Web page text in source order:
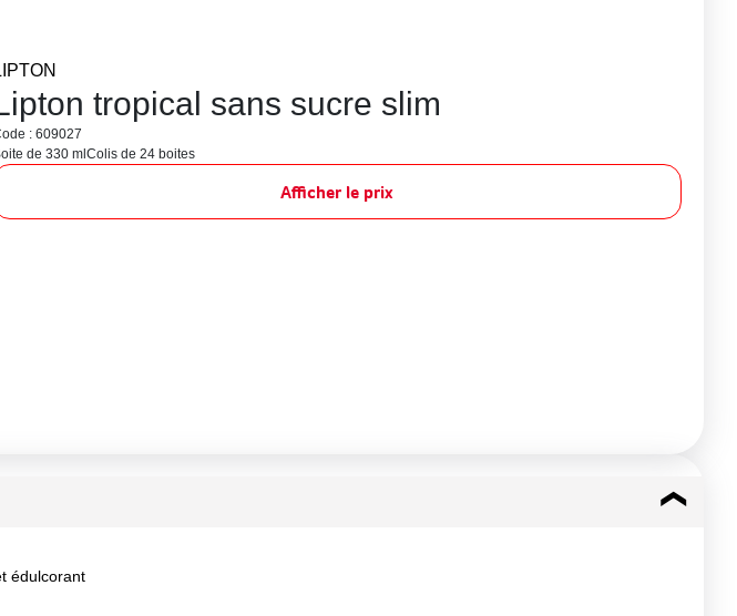
tropical sans sucre slim
: 609027
de 330 ml Colis de 24 boites
Afficher le prix
édulcorant